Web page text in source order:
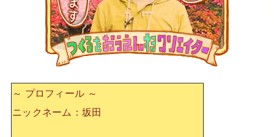
～ プロフィール ～
ニックネーム：坂田